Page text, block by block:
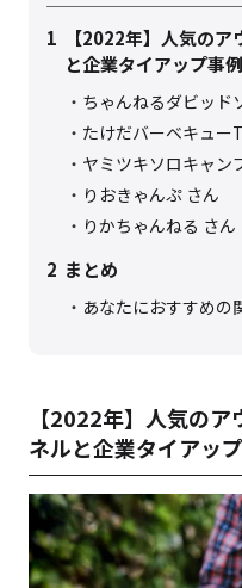
1
【2022年】人気の
と企業タイアップ事例
ちゃんねるダビッ
たけだバーベキュー
ヤミツキソロキャン
りおきゃんぷ さん
りかちゃんねる さん
2 まとめ
あなたにおすすめの
【2022年】人気の
ネルと企業タイアッ